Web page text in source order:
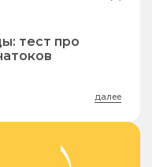
тест про
далее